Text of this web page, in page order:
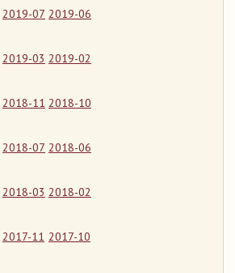
2019-07 2019-06
2019-03 2019-02
2018-11 2018-10
2018-07 2018-06
2018-03 2018-02
2017-11 2017-10